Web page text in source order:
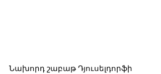
Նախորդ շաբաթ Դյուսելդորֆի